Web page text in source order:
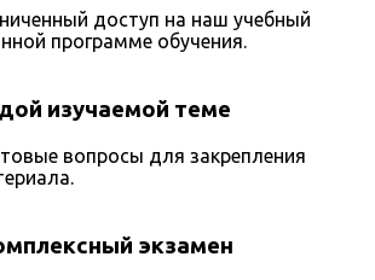
доступ на наш учебный
программе обучения.
изучаемой теме
вопросы для закрепления
экзамен